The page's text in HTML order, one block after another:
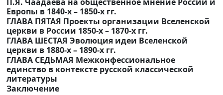
П.Я. Чаадаева на общественное мнение России и
Европы в 1840-х – 1850-х гг.
ГЛАВА ПЯТАЯ Проекты организации Вселенской
церкви в России 1850-х – 1870-х гг.
ГЛАВА ШЕСТАЯ Эволюция идеи Вселенской
церкви в 1880-х – 1890-х гг.
ГЛАВА СЕДЬМАЯ Межконфессиональное
единство в контексте русской классической
литературы
Заключение